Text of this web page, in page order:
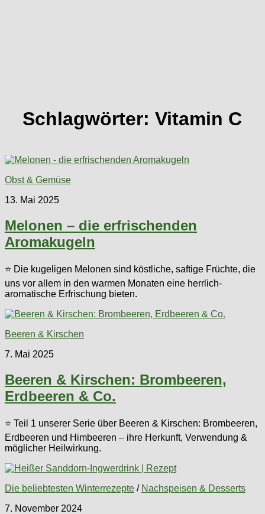
Schlagwörter: Vitamin C
Obst & Gemüse
13. Mai 2025
Melonen – die erfrischenden
Aromakugeln
⭐ Die kugeligen Melonen sind köstliche, saftige Früchte, die
uns vor allem in den warmen Monaten eine herrlich-
aromatische Erfrischung bieten.
Beeren & Kirschen
7. Mai 2025
Beeren & Kirschen: Brombeeren,
Erdbeeren & Co.
⭐ Teil 1 unserer Serie über Beeren & Kirschen: Brombeeren,
Erdbeeren und Himbeeren – ihre Herkunft, Verwendung &
möglicher Heilwirkung.
Die beliebtesten Winterrezepte / Nachspeisen & Desserts
7. November 2024